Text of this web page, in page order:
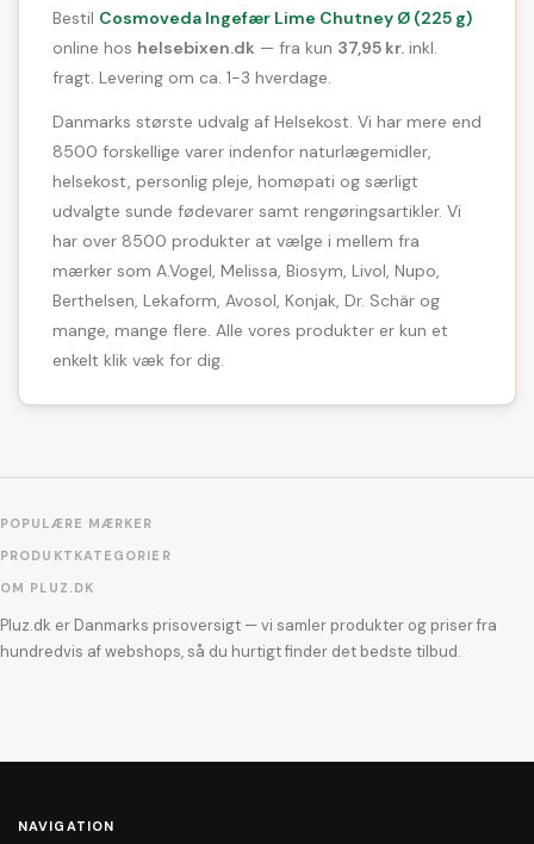
Bestil Cosmoveda Ingefær Lime Chutney Ø (225 g)
online hos helsebixen.dk — fra kun 37,95 kr. inkl.
fragt. Levering om ca. 1-3 hverdage.
Danmarks største udvalg af Helsekost. Vi har mere end
8500 forskellige varer indenfor naturlægemidler,
helsekost, personlig pleje, homøpati og særligt
udvalgte sunde fødevarer samt rengøringsartikler. Vi
har over 8500 produkter at vælge i mellem fra
mærker som A.Vogel, Melissa, Biosym, Livol, Nupo,
Berthelsen, Lekaform, Avosol, Konjak, Dr. Schär og
mange, mange flere. Alle vores produkter er kun et
enkelt klik væk for dig.
POPULÆRE MÆRKER
PRODUKTKATEGORIER
OM PLUZ.DK
Pluz.dk er Danmarks prisoversigt — vi samler produkter og priser fra
hundredvis af webshops, så du hurtigt finder det bedste tilbud.
NAVIGATION